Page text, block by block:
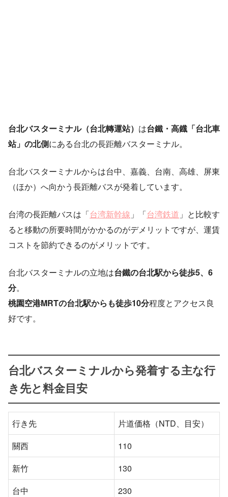
台北バスターミナル（台北轉運站） は台鐵・高鐡「台北車
站」の北側にある台北の長距離バスターミナル。
台北バスターミナルからは台中、嘉義、台南、高雄、屏東
（ほか）へ向かう長距離バスが発着しています。
台湾の長距離バスは「台湾新幹線 」「台湾鉄道 」と比較す
ると移動の所要時間がかかるのがデメリットですが、運賃
コストを節約できるのがメリットです。
台北バスターミナルの立地は台鐵の台北駅から徒歩5、6
分。
桃園空港MRTの台北駅からも徒歩10分程度とアクセス良
好です。
台北バスターミナルから発着する主な行
き先と料金目安
行き先
片道価格（NTD、目安）
關西
110
新竹
130
台中
230